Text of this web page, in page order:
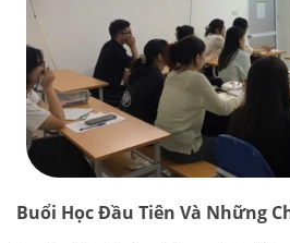
Buổi Học Đầu Tiên Và Những